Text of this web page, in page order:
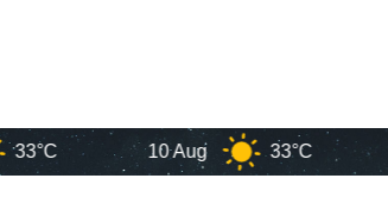
10 Aug 33°C 11